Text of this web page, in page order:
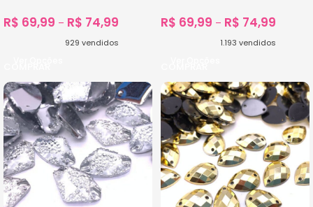
R$ 69,99 – R$ 74,99
929 vendidos
R$ 69,99 – R$ 74,99
1.193 vendidos